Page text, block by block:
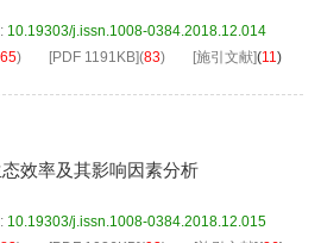
10.19303/j.issn.1008-0384.2018.12.014
) [PDF 1191KB](83) [施引文献](11)
效率及其影响因素分析
10.19303/j.issn.1008-0384.2018.12.015